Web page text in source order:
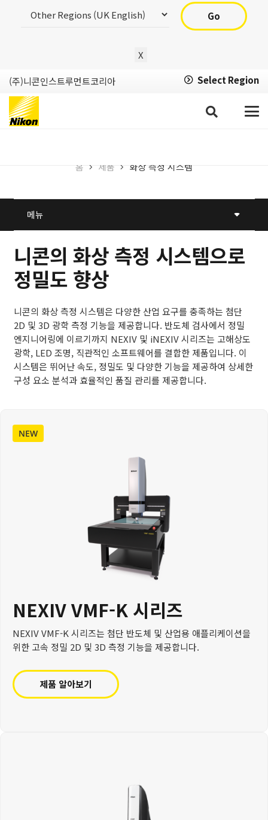
Go
X
(주)니콘인스트루먼트코리아 Select Region
화상 측정 시스템
홈 제품 화상 측정 시스템
메뉴
니콘의 화상 측정 시스템으로
정밀도 향상
니콘의 화상 측정 시스템은 다양한 산업 요구를 충족하는 첨단
2D 및 3D 광학 측정 기능을 제공합니다. 반도체 검사에서 정밀
엔지니어링에 이르기까지 NEXIV 및 iNEXIV 시리즈는 고해상도
광학, LED 조명, 직관적인 소프트웨어를 결합한 제품입니다. 이
시스템은 뛰어난 속도, 정밀도 및 다양한 기능을 제공하여 상세한
구성 요소 분석과 효율적인 품질 관리를 제공합니다.
NEW
NEXIV VMF-K​ 시리즈
NEXIV VMF-K 시리즈는 첨단 반도체 및 산업용 애플리케이션을
위한 고속 정밀 2D 및 3D 측정 기능을 제공합니다.
제품 알아보기